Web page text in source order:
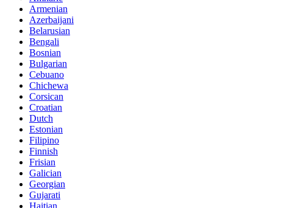
Armenian
Azerbaijani
Belarusian
Bengali
Bosnian
Bulgarian
Cebuano
Chichewa
Corsican
Croatian
Dutch
Estonian
Filipino
Finnish
Frisian
Galician
Georgian
Gujarati
Haitian